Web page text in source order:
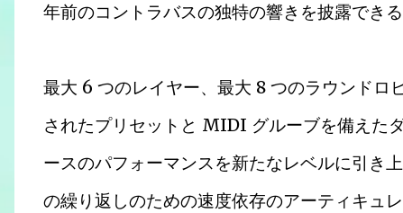
年前のコントラバスの独特の響きを披露でき
最大 6 つのレイヤー、最大 8 つのラウンドロ
されたプリセットと MIDI グルーブを備えた
ースのパフォーマンスを新たなレベルに引き
の繰り返しのための速度依存のアーティキュ